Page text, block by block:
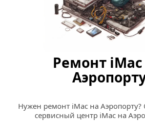
Ремонт iMac
Нужен ремонт iMac на
сервисный центр iMac на